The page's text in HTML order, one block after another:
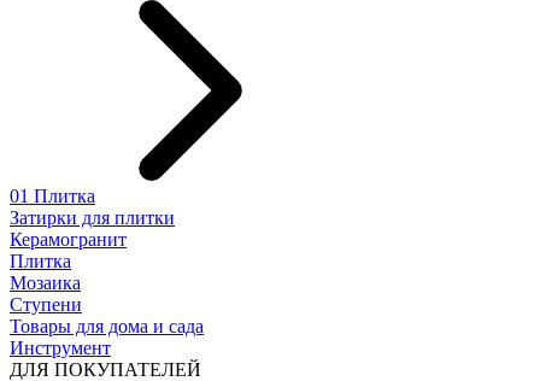
01 Плитка
Затирки для плитки
Керамогранит
Плитка
Мозаика
Ступени
Товары для дома и сада
Инструмент
ДЛЯ ПОКУПАТЕЛЕЙ